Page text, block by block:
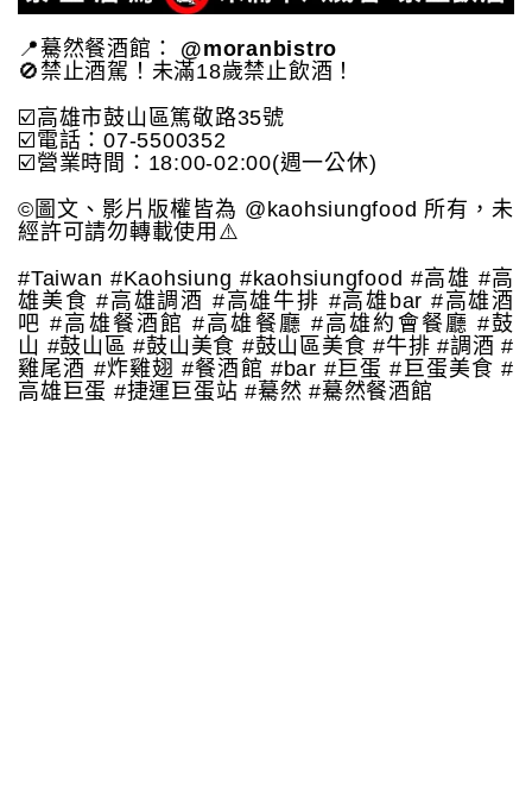
📍驀然餐酒館： @moranbistro
🚫禁止酒駕！未滿18歲禁止飲酒！
☑️高雄市鼓山區篤敬路35號
☑️電話：07-5500352
☑️營業時間：18:00-02:00(週一公休)
©️圖文、影片版權皆為 @kaohsiungfood 所有，未
經許可請勿轉載使用⚠️
#Taiwan #Kaohsiung #kaohsiungfood #高雄 #高
雄美食 #高雄調酒 #高雄牛排 #高雄bar #高雄酒
吧 #高雄餐酒館 #高雄餐廳 #高雄約會餐廳 #鼓
山 #鼓山區 #鼓山美食 #鼓山區美食 #牛排 #調酒 #
雞尾酒 #炸雞翅 #餐酒館 #bar #巨蛋 #巨蛋美食 #
高雄巨蛋 #捷運巨蛋站 #驀然 #驀然餐酒館